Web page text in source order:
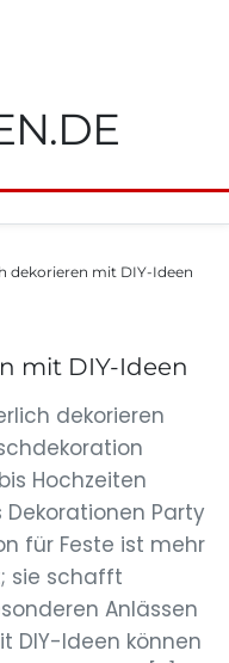
dekorieren mit DIY-Ideen
mit DIY-Ideen
dekorieren
Hochzeiten
Party
für Feste ist mehr
sie schafft
Anlässen
DIY-Ideen können